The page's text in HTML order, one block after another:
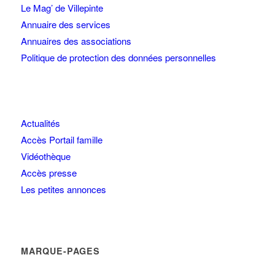
Le Mag’ de Villepinte
Annuaire des services
Annuaires des associations
Politique de protection des données personnelles
Actualités
Accès Portail famille
Vidéothèque
Accès presse
Les petites annonces
MARQUE-PAGES